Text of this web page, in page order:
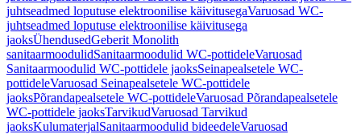
juhtseadmed loputuse elektroonilise käivitusegaVaruosad WC-
juhtseadmed loputuse elektroonilise käivitusega
jaoksÜhendusedGeberit Monolith
sanitaarmoodulidSanitaarmoodulid WC-pottideleVaruosad
Sanitaarmoodulid WC-pottidele jaoksSeinapealsetele WC-
pottideleVaruosad Seinapealsetele WC-pottidele
jaoksPõrandapealsetele WC-pottideleVaruosad Põrandapealsetele
WC-pottidele jaoksTarvikudVaruosad Tarvikud
jaoksKulumaterjalSanitaarmoodulid bideedeleVaruosad